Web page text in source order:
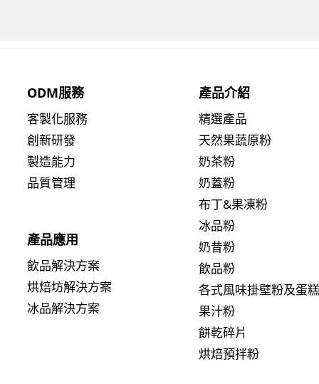
ODM服務
客製化服務
創新研發
製造能力
品質管理
產品介紹
精選產品
天然果蔬原粉
奶茶粉
奶蓋粉
布丁&果凍粉
冰品粉
奶昔粉
飲品粉
各式風味掛壁粉及蛋
果汁粉
餅乾碎片
烘焙預拌粉
產品應用
飲品解決方案
烘焙坊解決方案
冰品解決方案